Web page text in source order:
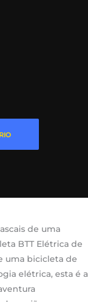
de uma
BTT Elétrica de
uma bicicleta de
elétrica, esta é a